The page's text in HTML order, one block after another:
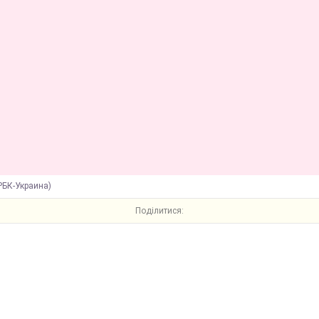
Украина)
Поділитися: